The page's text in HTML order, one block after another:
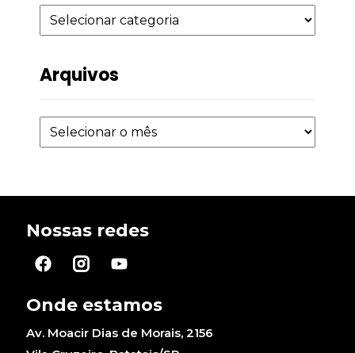
Arquivos
Nossas redes
Onde estamos
Av. Moacir Dias de Morais, 2156